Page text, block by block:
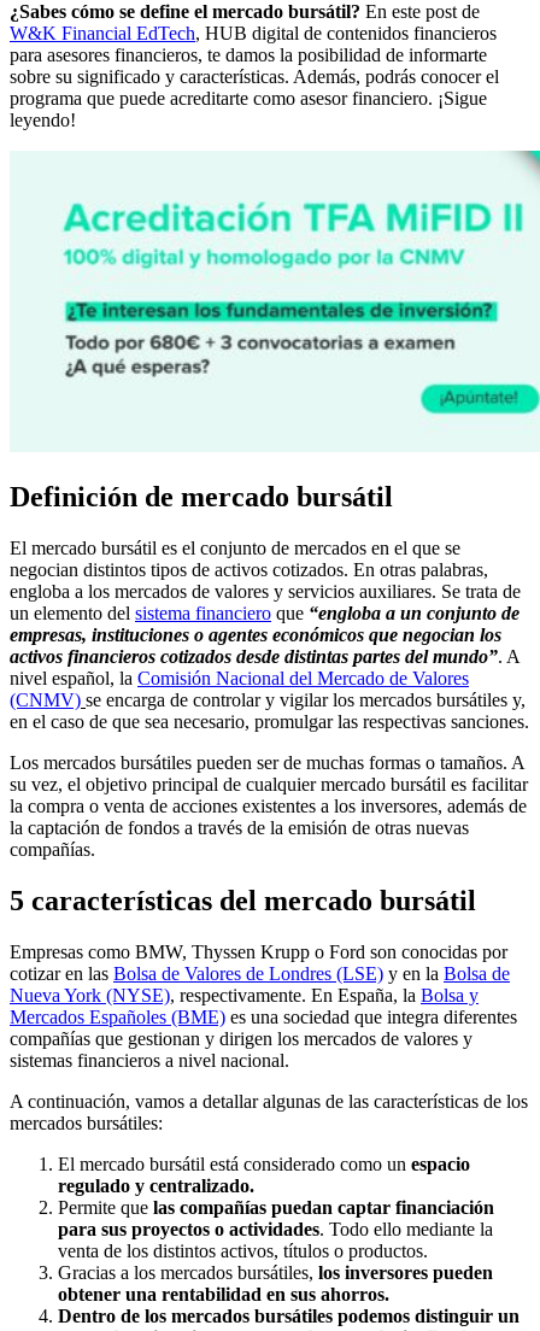
¿Sabes cómo se define el mercado bursátil? En este post de
W&K Financial EdTech, HUB digital de contenidos financieros
para asesores financieros, te damos la posibilidad de informarte
sobre su significado y características. Además, podrás conocer el
programa que puede acreditarte como asesor financiero. ¡Sigue
leyendo!
Definición de mercado bursátil
El mercado bursátil es el conjunto de mercados en el que se
negocian distintos tipos de activos cotizados. En otras palabras,
engloba a los mercados de valores y servicios auxiliares. Se trata de
un elemento del sistema financiero que “engloba a un conjunto de
empresas, instituciones o agentes económicos que negocian los
activos financieros cotizados desde distintas partes del mundo”. A
nivel español, la Comisión Nacional del Mercado de Valores
(CNMV) se encarga de controlar y vigilar los mercados bursátiles y,
en el caso de que sea necesario, promulgar las respectivas sanciones.
Los mercados bursátiles pueden ser de muchas formas o tamaños. A
su vez, el objetivo principal de cualquier mercado bursátil es facilitar
la compra o venta de acciones existentes a los inversores, además de
la captación de fondos a través de la emisión de otras nuevas
compañías.
5 características del mercado bursátil
Empresas como BMW, Thyssen Krupp o Ford son conocidas por
cotizar en las Bolsa de Valores de Londres (LSE) y en la Bolsa de
Nueva York (NYSE), respectivamente. En España, la Bolsa y
Mercados Españoles (BME) es una sociedad que integra diferentes
compañías que gestionan y dirigen los mercados de valores y
sistemas financieros a nivel nacional.
A continuación, vamos a detallar algunas de las características de los
mercados bursátiles:
El mercado bursátil está considerado como un espacio
regulado y centralizado.
Permite que las compañías puedan captar financiación
para sus proyectos o actividades. Todo ello mediante la
venta de los distintos activos, títulos o productos.
Gracias a los mercados bursátiles, los inversores pueden
obtener una rentabilidad en sus ahorros.
Dentro de los mercados bursátiles podemos distinguir un